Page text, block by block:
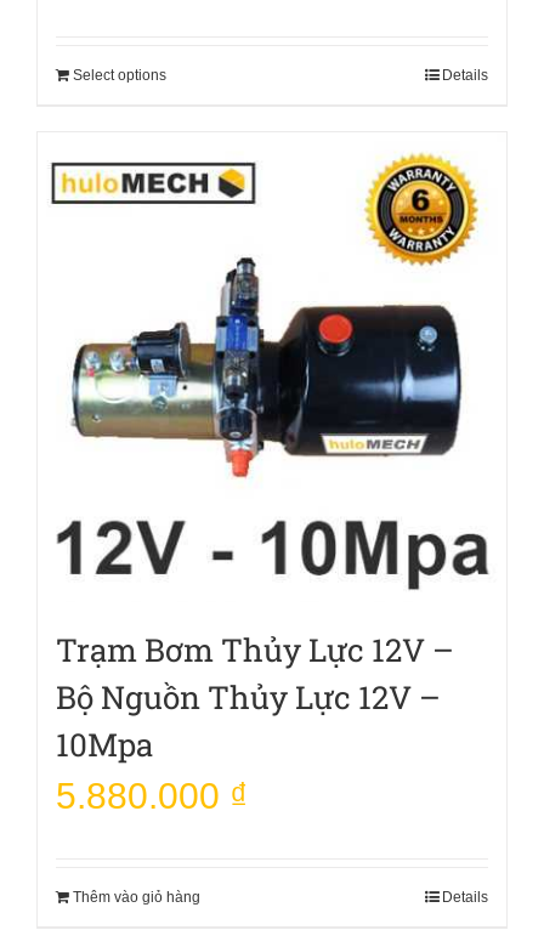
Select options Details
Trạm Bơm Thủy Lực 12V –
Bộ Nguồn Thủy Lực 12V –
10Mpa
5.880.000 ₫
Thêm vào giỏ hàng Details